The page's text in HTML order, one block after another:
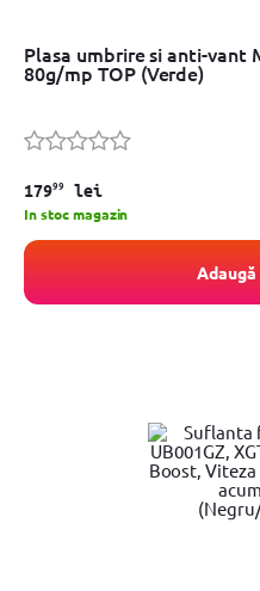
Plasa umbrire si anti-vant
80g/mp TOP (Verde)
17999 lei
In stoc magazin
Adaugă